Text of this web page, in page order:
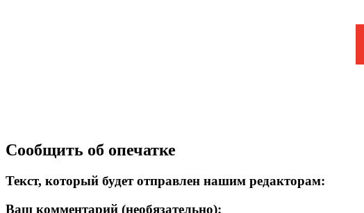
Сообщить об опечатке
Текст, который будет отправлен нашим редакторам:
Ваш комментарий (необязательно):